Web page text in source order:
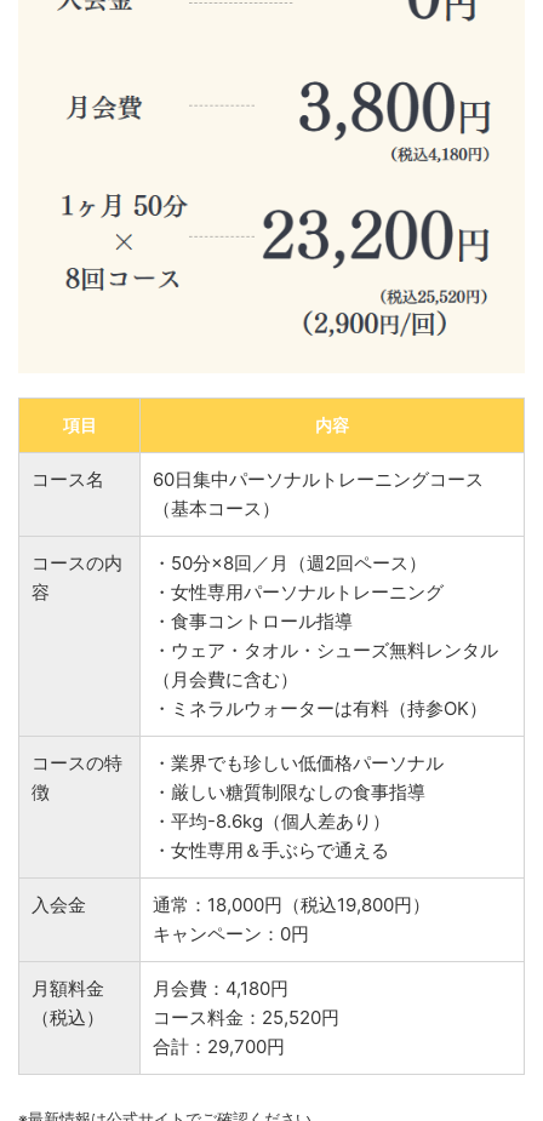
項目 内容
コース名
60日集中パーソナルトレーニングコース
（基本コース）
コースの内
容
・50分×8回／月（週2回ペース）
・女性専用パーソナルトレーニング
・食事コントロール指導
・ウェア・タオル・シューズ無料レンタル
（月会費に含む）
・ミネラルウォーターは有料（持参OK）
コースの特
徴
・業界でも珍しい低価格パーソナル
・厳しい糖質制限なしの食事指導
・平均-8.6kg（個人差あり）
・女性専用＆手ぶらで通える
入会金
通常：18,000円（税込19,800円）
キャンペーン：0円
月額料金
（税込）
月会費：4,180円
コース料金：25,520円
合計：29,700円